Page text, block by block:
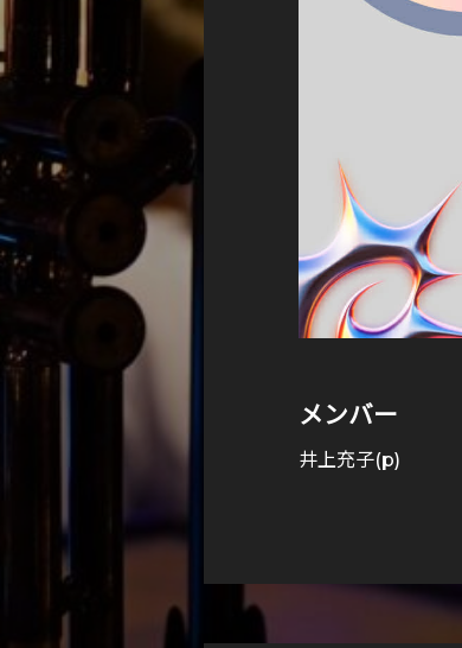
メンバー
井上充子(p)